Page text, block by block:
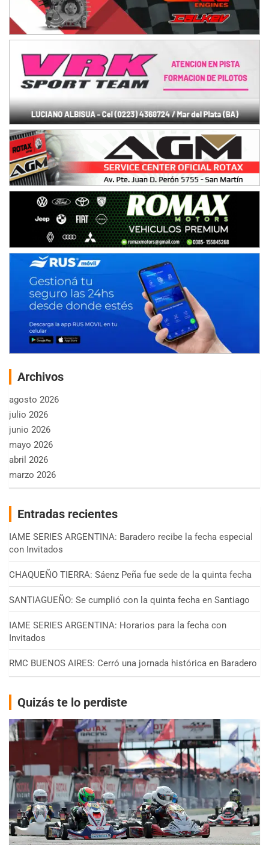
Archivos
agosto 2026
julio 2026
junio 2026
mayo 2026
abril 2026
marzo 2026
Entradas recientes
IAME SERIES ARGENTINA: Baradero recibe la fecha especial
con Invitados
CHAQUEÑO TIERRA: Sáenz Peña fue sede de la quinta fecha
SANTIAGUEÑO: Se cumplió con la quinta fecha en Santiago
IAME SERIES ARGENTINA: Horarios para la fecha con
Invitados
RMC BUENOS AIRES: Cerró una jornada histórica en Baradero
Quizás te lo perdiste